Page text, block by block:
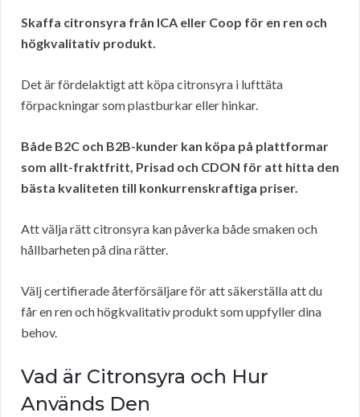
Skaffa citronsyra från ICA eller Coop för en ren och
högkvalitativ produkt.
Det är fördelaktigt att köpa citronsyra i lufttäta
förpackningar som plastburkar eller hinkar.
Både B2C och B2B-kunder kan köpa på plattformar
som allt-fraktfritt, Prisad och CDON för att hitta den
bästa kvaliteten till konkurrenskraftiga priser.
Att välja rätt citronsyra kan påverka både smaken och
hållbarheten på dina rätter.
Välj certifierade återförsäljare för att säkerställa att du
får en ren och högkvalitativ produkt som uppfyller dina
behov.
Vad är Citronsyra och Hur
Används Den